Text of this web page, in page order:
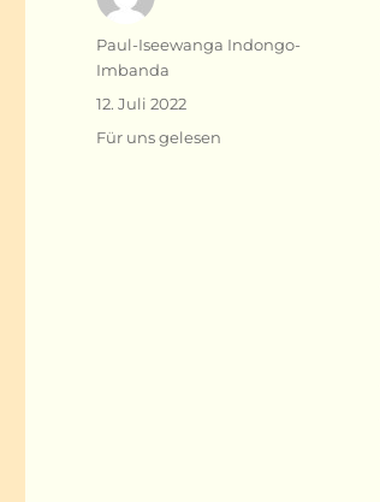
Autor
Paul-Iseewanga Indongo-
Imbanda
Veröffentlicht
am
12. Juli 2022
Kategorien
Für uns gelesen